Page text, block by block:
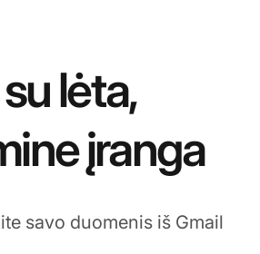
lėta,
įranga
savo duomenis iš Gmail